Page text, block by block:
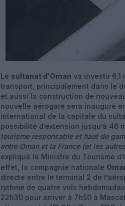
Le sultanat d'Oman va investir 6,1
transport, principalement dans le
et aussi la construction de
nouvelle aérogare sera inauguré
international de la capitale du
possibilité d’extension jusqu’à 46
tourisme responsable et haut de
entre Oman et la France (et les
expliqué le Ministre du Tourisme
effet, la compagnie nationale
directe entre le terminal 2 de
rythme de quatre vols
22h30 pour arriver à 7h50 à